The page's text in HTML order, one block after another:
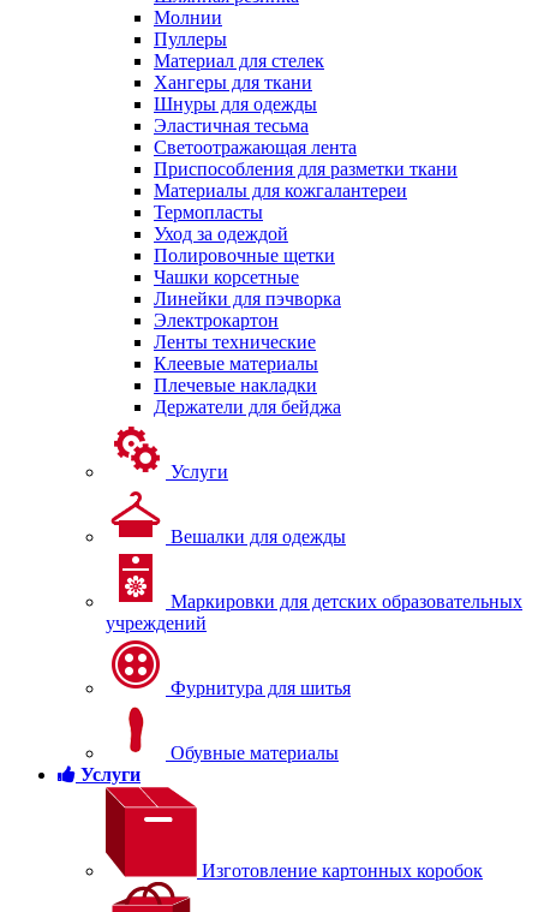
Молнии
Пуллеры
Материал для стелек
Хангеры для ткани
Шнуры для одежды
Эластичная тесьма
Светоотражающая лента
Приспособления для разметки ткани
Материалы для кожгалантереи
Термопласты
Уход за одеждой
Полировочные щетки
Чашки корсетные
Линейки для пэчворка
Электрокартон
Ленты технические
Клеевые материалы
Плечевые накладки
Держатели для бейджа
Услуги
Вешалки для одежды
Маркировки для детских образовательных
учреждений
Фурнитура для шитья
Обувные материалы
Услуги
Изготовление картонных коробок